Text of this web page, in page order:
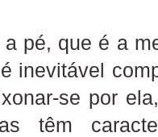
a pé, que é a
inevitável
se por
têm